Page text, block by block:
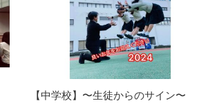
【中学校】〜生徒からのサイン〜